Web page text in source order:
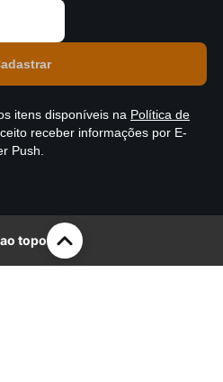
itens disponíveis na Política de
receber informações por E-
Push.
topo